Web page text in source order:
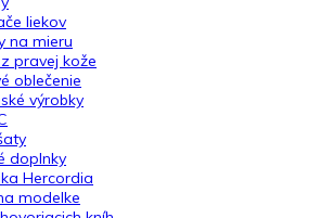
liekov
na mieru
pravej kože
oblečenie
výrobky
doplnky
Hercordia
modelke